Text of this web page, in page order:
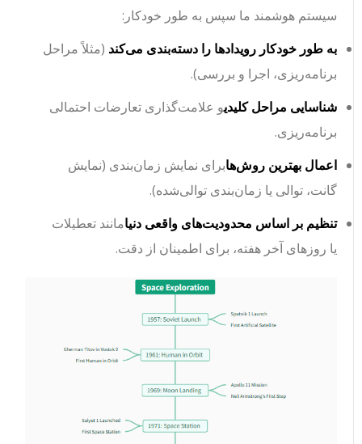
سیستم هوشمند ما سپس به طور خودکار:
به طور خودکار رویدادها را دسته‌بندی می‌کند(مثلاً مراحل
برنامه‌ریزی، اجرا و بررسی).
شناسایی مراحل کلیدیو علامت‌گذاری تعارضات احتمالی
برنامه‌ریزی.
اعمال بهترین روش‌هابرای نمایش زمان‌بندی (نمایش
گانت، توالی یا زمان‌بندی توالی‌شده).
تنظیم بر اساس محدودیت‌های واقعی دنیامانند تعطیلات
یا روزهای آخر هفته، برای اطمینان از دقت.